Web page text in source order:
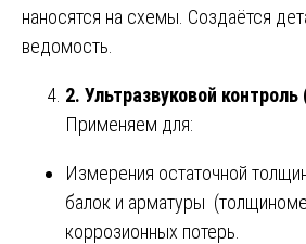
наносятся на схемы. Создаётся
ведомость.
2. Ультразвуковой
Применяем для:
Измерения остаточной
балок и арматуры
коррозионных потерь.